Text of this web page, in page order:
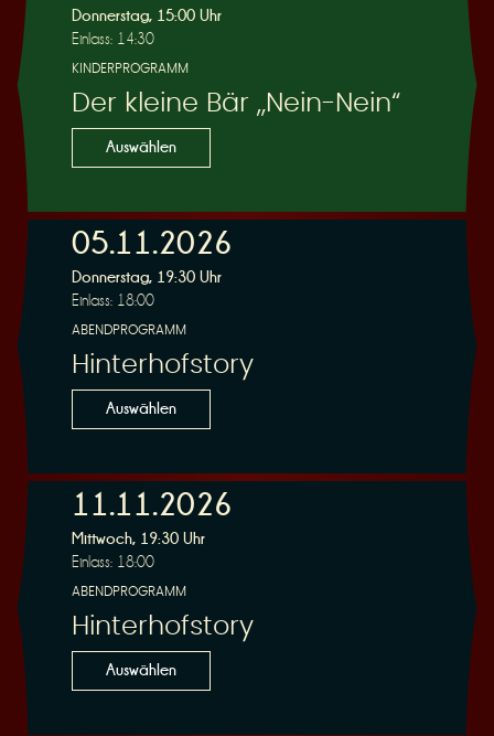
Donnerstag, 15:00 Uhr
Einlass: 14:30
KINDERPROGRAMM
Der kleine Bär „Nein-Nein“
Auswählen
05.11.2026
Donnerstag, 19:30 Uhr
Einlass: 18:00
ABENDPROGRAMM
Hinterhofstory
Auswählen
11.11.2026
Mittwoch, 19:30 Uhr
Einlass: 18:00
ABENDPROGRAMM
Hinterhofstory
Auswählen